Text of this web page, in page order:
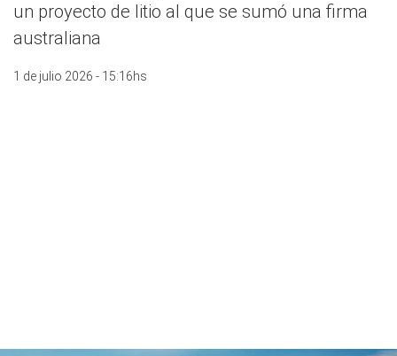
un proyecto de litio al que se sumó una firma
australiana
1 de julio 2026 - 15:16hs